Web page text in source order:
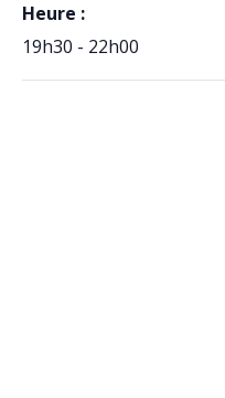
Heure :
19h30 - 22h00